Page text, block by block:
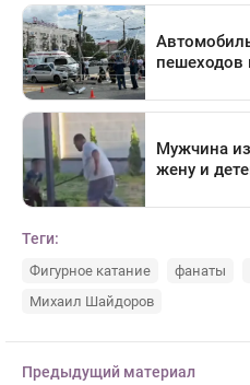
Теги:
Фигурное катание фанаты
Михаил Шайдоров
Предыдущий материал